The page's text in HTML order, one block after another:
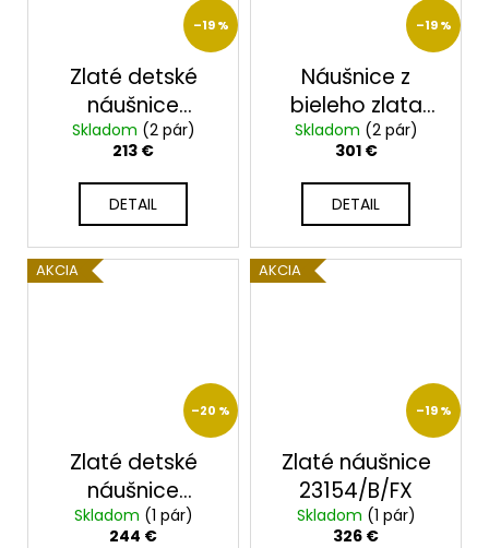
–19 %
Zlaté detské
náušnice
2390/B/X
Skladom (2 pár)
213 €
DETAIL
–19 %
Náušnice z
bieleho zlata
23209B
Skladom (2 pár)
301 €
DETAIL
AKCIA
–20 %
Zlaté detské
náušnice
2365/B/X
Skladom (1 pár)
244 €
AKCIA
–19 %
Zlaté náušnice
23154/B/FX
Skladom (1 pár)
326 €